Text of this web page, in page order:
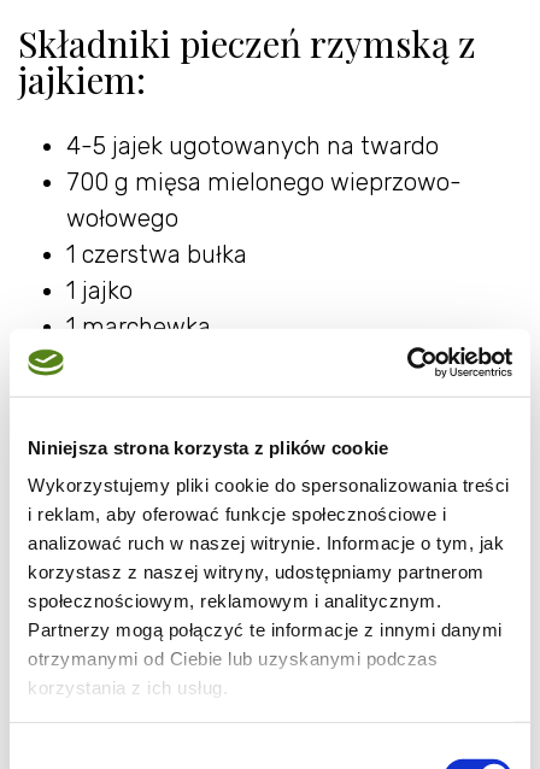
Niniejsza strona korzysta z plików cookie
Wykorzystujemy pliki cookie do spersonalizowania treści
i reklam, aby oferować funkcje społecznościowe i
analizować ruch w naszej witrynie. Informacje o tym, jak
korzystasz z naszej witryny, udostępniamy partnerom
społecznościowym, reklamowym i analitycznym.
Partnerzy mogą połączyć te informacje z innymi danymi
otrzymanymi od Ciebie lub uzyskanymi podczas
korzystania z ich usług.
Składniki pieczeń rzymską z
jajkiem:
4-5 jajek ugotowanych na twardo
700 g mięsa mielonego wieprzowo-
wołowego
1 czerstwa bułka
1 jajko
1 marchewka
2-3 łyżki oleju Kujawski 3 ziarna
2 ząbki czosnku
1 łyżeczka soli
1/2 łyżeczki pieprzu
1/2 łyżeczki papryki mielonej
natka pietruszki
koperek
Dodatkowo: